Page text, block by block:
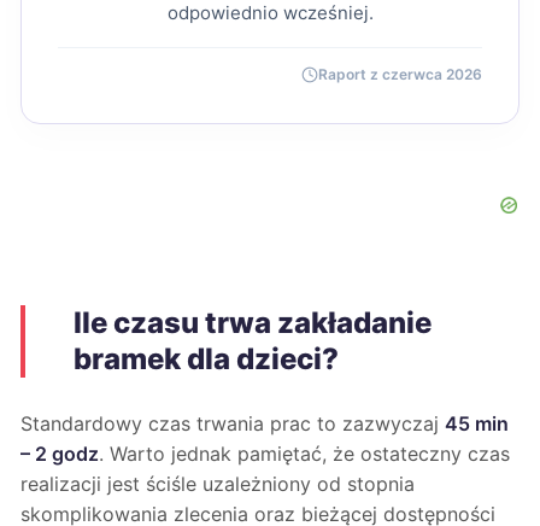
odpowiednio wcześniej.
Raport z czerwca 2026
Ile czasu trwa zakładanie
bramek dla dzieci?
Standardowy czas trwania prac to zazwyczaj 45 min
– 2 godz. Warto jednak pamiętać, że ostateczny czas
realizacji jest ściśle uzależniony od stopnia
skomplikowania zlecenia oraz bieżącej dostępności